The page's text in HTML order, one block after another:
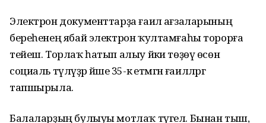
Электрон документтарҙа ғаилә ағзаларының
береһенең ябай электрон ҡултамғаһы торорға
тейеш. Торлаҡ һатып алыу йәки төҙөү өсөн
социаль түләүҙәр йәше 35-кә етмәгән ғаиләләргә
тапшырыла.
Балаларҙың булыуы мотлаҡ түгел. Бынан тыш,